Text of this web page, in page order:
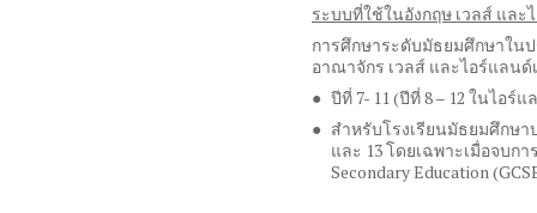
ระบบที่ใช้ในอังกฤษ เวลส์ แล
การศึกษาระดับมัธยมศึกษาใน
อาณาจักร เวลส์ และไอร์แลนด์
ปีที่ 7- 11 (ปีที่8 – 12 ในไอร์แ
สำหรับโรงเรียนมัธยมศึกษ
และ 13โดยเฉพาะเมื่อจบก
Secondary Education